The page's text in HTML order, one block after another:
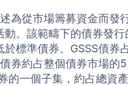
為從市場籌募資金而發
。該範疇下的債券發
標準債券。GSSS債券
券約占整個債券市場的
一個子集，約占總資